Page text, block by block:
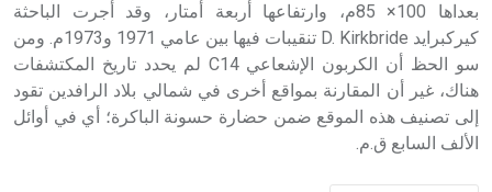
بعداها 100× 85م، وارتفاعها أربعة أمتار، وقد أجرت الباحثة
كيركبرايد D. Kirkbride تنقيبات فيها بين عامي 1971 و1973م. ومن
سو الحظ أن الكربون الإشعاعي C14 لم يحدد تاريخ المكتشفات
هناك، غير أن المقارنة بمواقع أخرى في شمالي بلاد الرافدين تقود
إلى تصنيف هذه الموقع ضمن حضارة حسونة الباكرة؛ أي في أوائل
الألف السابع ق.م.